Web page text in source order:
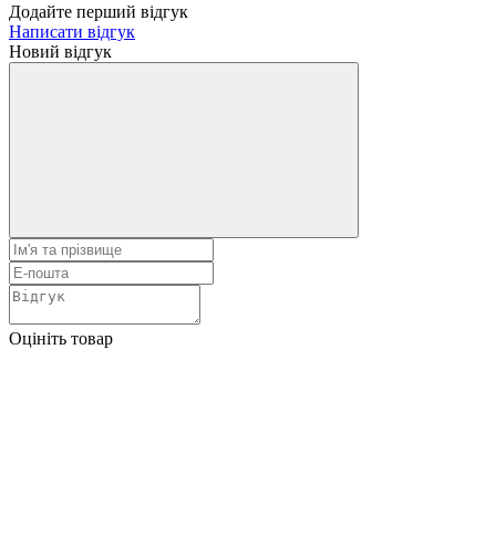
Додайте перший відгук
Написати відгук
Новий відгук
Оцініть товар